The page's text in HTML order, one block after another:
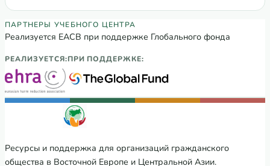
Партнеры Регионального учебного
ПАРТНЕРЫ УЧЕБНОГО ЦЕНТРА
Реализуется ЕАСВ при поддержке Глобального фонда
РЕАЛИЗУЕТСЯ:ПРИ ПОДДЕРЖКЕ:
Ресурсы и поддержка для организаций гражданского
общества в Восточной Европе и Центральной Азии.